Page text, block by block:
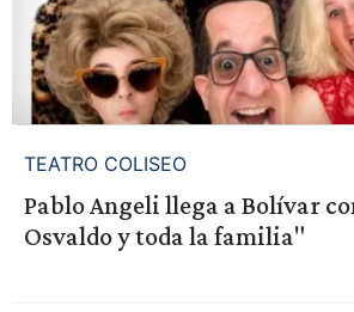
TEATRO COLISEO
Pablo Angeli llega a Bolívar
Osvaldo y toda la familia"